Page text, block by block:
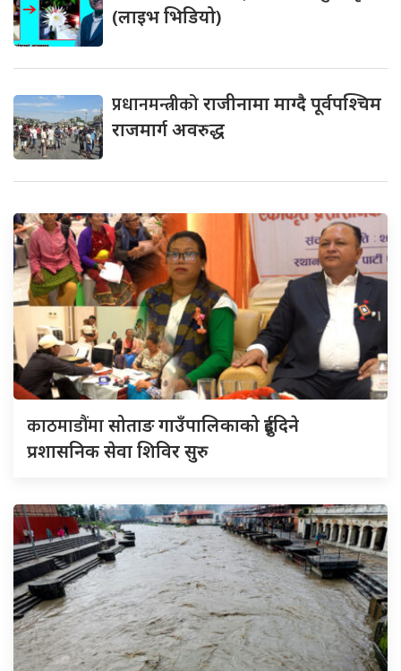
(लाइभ भिडियो)
प्रधानमन्त्रीकोराजीनामा माग्दै पूर्वपश्चिम
राजमार्ग अवरुद्ध
काठमाडौंमासोताङ गाउँपालिकाको दुईदिने
प्रशासनिक सेवा शिविर सुरु